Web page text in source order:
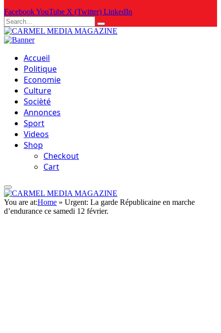
FacebookYouTube X (Twitter) LinkedIn
Accueil
Politique
Economie
Culture
Socièté
Annonces
Sport
Videos
Shop
Checkout
Cart
You are at:Home » Urgent: La garde Républicaine en marche
d’endurance ce samedi 12 février.